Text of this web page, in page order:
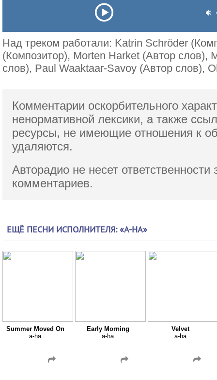
Над треком работали: Katrin Schröder
(Композитор), Morten Harket (Автор слов),
слов), Paul Waaktaar-Savoy (Автор слов),
Комментарии оскорбительного
ненормативной лексики, а также
ресурсы, не имеющие отношения к
удаляются.
Авторадио не несет ответственности
комментариев.
ЕЩЁ ПЕСНИ ИСПОЛНИТЕЛЯ: «A-HA»
Summer Moved On
a-ha
Early Morning
a-ha
Velvet
a-ha